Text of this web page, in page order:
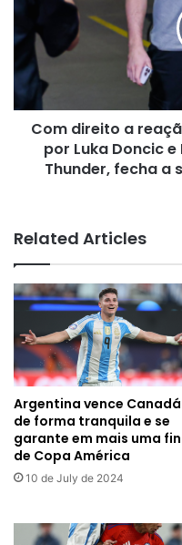
o
Dortmund
reação
apoteótica
comandada
por
Luka
Doncic
Irving,
Thunder,
fecha
série
vai
para
a
do
Oeste
Com direito a
por Luka Doncic
Thunder, fecha a
Related Articles
Argentina vence Canadá
de forma tranquila e se
garante em mais uma
de Copa América
10 de July de 2024